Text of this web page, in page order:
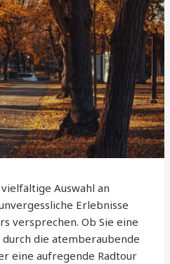
Auswahl an
Erlebnisse
versprechen. Ob Sie eine
die atemberaubende
eine aufregende Radtour